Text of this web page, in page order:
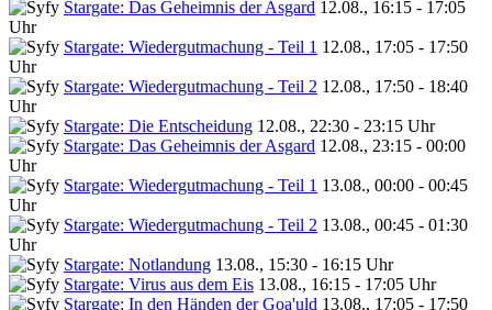
Stargate: Das Geheimnis der Asgard 12.08., 16:15 - 17:05
Uhr
Stargate: Wiedergutmachung - Teil 1 12.08., 17:05 - 17:50
Uhr
Stargate: Wiedergutmachung - Teil 2 12.08., 17:50 - 18:40
Uhr
Stargate: Die Entscheidung 12.08., 22:30 - 23:15 Uhr
Stargate: Das Geheimnis der Asgard 12.08., 23:15 - 00:00
Uhr
Stargate: Wiedergutmachung - Teil 1 13.08., 00:00 - 00:45
Uhr
Stargate: Wiedergutmachung - Teil 2 13.08., 00:45 - 01:30
Uhr
Stargate: Notlandung 13.08., 15:30 - 16:15 Uhr
Stargate: Virus aus dem Eis 13.08., 16:15 - 17:05 Uhr
Stargate: In den Händen der Goa'uld 13.08., 17:05 - 17:50